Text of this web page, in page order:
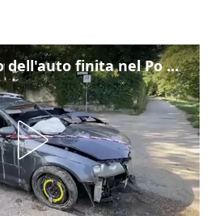
Torino, il recupero dell'auto finita nel Po durante un inseguimento